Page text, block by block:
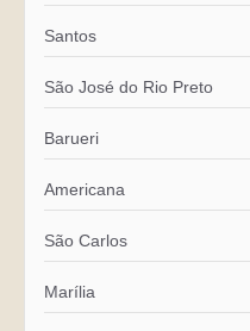
Santos
São José do Rio Preto
Barueri
Americana
São Carlos
Marília